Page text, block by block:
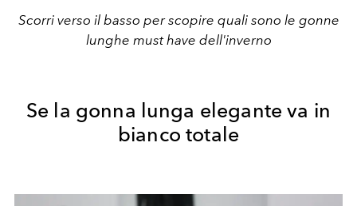
Scorri verso il basso per scopire quali sono le gonne
lunghe must have dell'inverno
Se la gonna lunga elegante va in
bianco totale